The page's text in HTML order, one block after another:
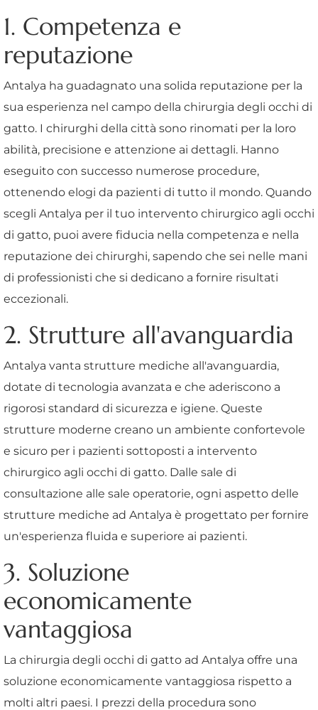
1. Competenza e
reputazione
Antalya ha guadagnato una solida reputazione per la
sua esperienza nel campo della chirurgia degli occhi di
gatto. I chirurghi della città sono rinomati per la loro
abilità, precisione e attenzione ai dettagli. Hanno
eseguito con successo numerose procedure,
ottenendo elogi da pazienti di tutto il mondo. Quando
scegli Antalya per il tuo intervento chirurgico agli occhi
di gatto, puoi avere fiducia nella competenza e nella
reputazione dei chirurghi, sapendo che sei nelle mani
di professionisti che si dedicano a fornire risultati
eccezionali.
2. Strutture all'avanguardia
Antalya vanta strutture mediche all'avanguardia,
dotate di tecnologia avanzata e che aderiscono a
rigorosi standard di sicurezza e igiene. Queste
strutture moderne creano un ambiente confortevole
e sicuro per i pazienti sottoposti a intervento
chirurgico agli occhi di gatto. Dalle sale di
consultazione alle sale operatorie, ogni aspetto delle
strutture mediche ad Antalya è progettato per fornire
un'esperienza fluida e superiore ai pazienti.
3. Soluzione
economicamente
vantaggiosa
La chirurgia degli occhi di gatto ad Antalya offre una
soluzione economicamente vantaggiosa rispetto a
molti altri paesi. I prezzi della procedura sono